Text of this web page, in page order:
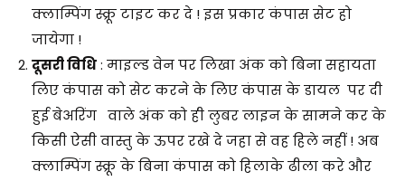
क्लाम्पिंग स्क्रू टाइट कर दे ! इस प्रकार कंपास सेट हो
जायेगा !
दूसरी विधि: माइल्ड वेन पर लिखा अंक को बिना सहायता
लिए कंपास को सेट करने के लिए कंपास के डायल पर दी
हुई बेअरिंग वाले अंक को ही लुबर लाइन के सामने कर के
किसी ऐसी वास्तु के ऊपर रखे दे जहा से वह हिले नहीं ! अब
क्लाम्पिंग स्क्रू के बिना कंपास को हिलाके ढीला करे और